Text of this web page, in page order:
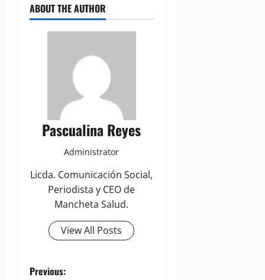
ABOUT THE AUTHOR
Pascualina Reyes
Administrator
Licda. Comunicación Social,
Periodista y CEO de
Mancheta Salud.
View All Posts
Previous: